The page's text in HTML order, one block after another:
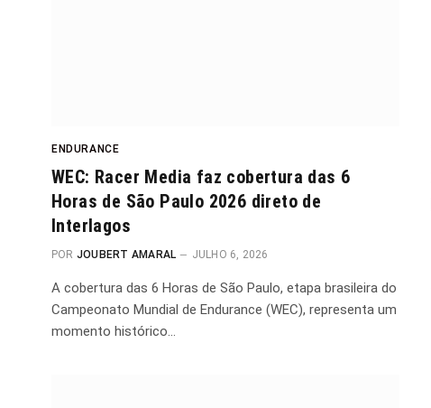
ENDURANCE
WEC: Racer Media faz cobertura das 6
Horas de São Paulo 2026 direto de
Interlagos
POR JOUBERT AMARAL JULHO 6, 2026
A cobertura das 6 Horas de São Paulo, etapa brasileira do
Campeonato Mundial de Endurance (WEC), representa um
momento histórico…